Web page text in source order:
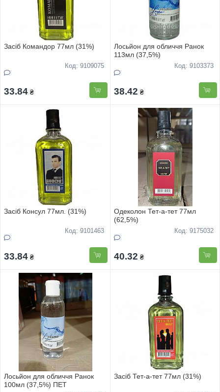
Засіб Командор 77мл (31%)
Код: 9109075
33.84 ₴
Лосьйон для обличчя Ранок
113мл (37,5%)
Код: 9103373
38.42 ₴
Засіб Консул 77мл. (31%)
Код: 9101463
33.84 ₴
Одеколон Тет-а-тет 77мл
(62,5%)
Код: 9175032
40.32 ₴
Лосьйон для обличчя Ранок
100мл (37,5%) ПЕТ
Засіб Тет-а-тет 77мл (31%)